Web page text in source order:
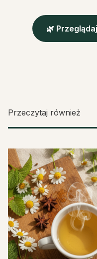
🌿
Przeczytaj również